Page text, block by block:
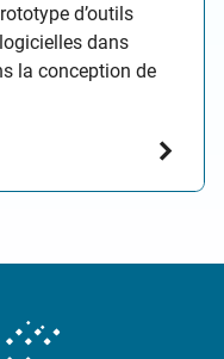
d’outils
dans
la conception de